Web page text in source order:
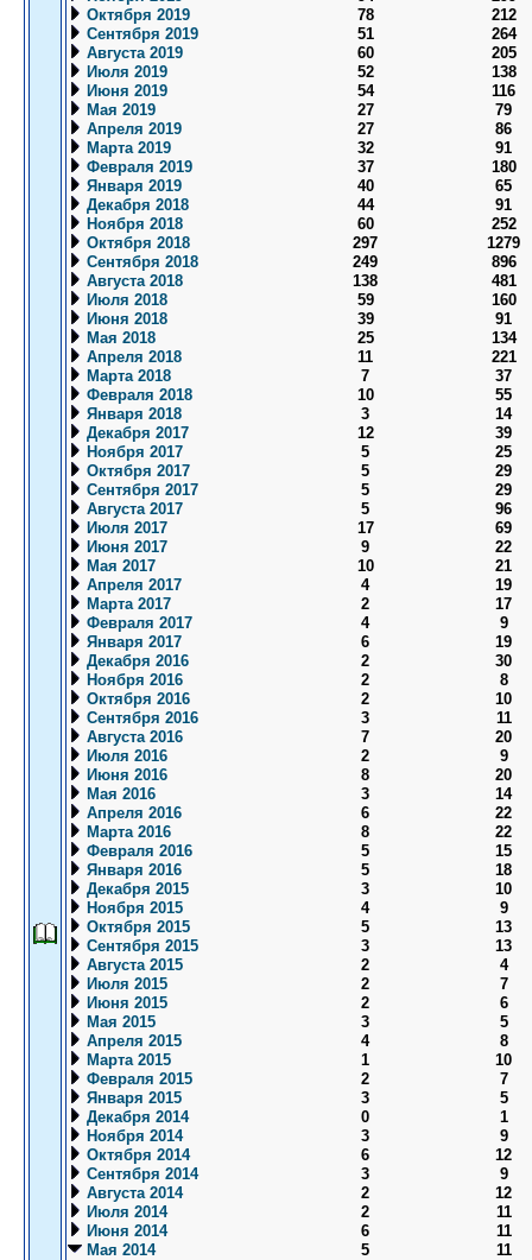
Октября 2019
78
212
Сентября 2019
51
264
Августа 2019
60
205
Июля 2019
52
138
Июня 2019
54
116
Мая 2019
27
79
Апреля 2019
27
86
Марта 2019
32
91
Февраля 2019
37
180
Января 2019
40
65
Декабря 2018
44
91
Ноября 2018
60
252
Октября 2018
297
1279
Сентября 2018
249
896
Августа 2018
138
481
Июля 2018
59
160
Июня 2018
39
91
Мая 2018
25
134
Апреля 2018
11
221
Марта 2018
7
37
Февраля 2018
10
55
Января 2018
3
14
Декабря 2017
12
39
Ноября 2017
5
25
Октября 2017
5
29
Сентября 2017
5
29
Августа 2017
5
96
Июля 2017
17
69
Июня 2017
9
22
Мая 2017
10
21
Апреля 2017
4
19
Марта 2017
2
17
Февраля 2017
4
9
Января 2017
6
19
Декабря 2016
2
30
Ноября 2016
2
8
Октября 2016
2
10
Сентября 2016
3
11
Августа 2016
7
20
Июля 2016
2
9
Июня 2016
8
20
Мая 2016
3
14
Апреля 2016
6
22
Марта 2016
8
22
Февраля 2016
5
15
Января 2016
5
18
Декабря 2015
3
10
Ноября 2015
4
9
Октября 2015
5
13
Сентября 2015
3
13
Августа 2015
2
4
Июля 2015
2
7
Июня 2015
2
6
Мая 2015
3
5
Апреля 2015
4
8
Марта 2015
1
10
Февраля 2015
2
7
Января 2015
3
5
Декабря 2014
0
1
Ноября 2014
3
9
Октября 2014
6
12
Сентября 2014
3
9
Августа 2014
2
12
Июля 2014
2
11
Июня 2014
6
11
Мая 2014
5
11